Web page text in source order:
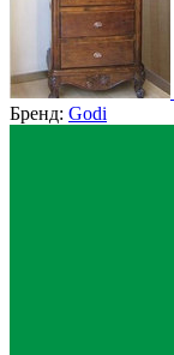
Бренд: Godi